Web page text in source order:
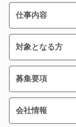
仕事内容
対象となる方
募集要項
会社情報